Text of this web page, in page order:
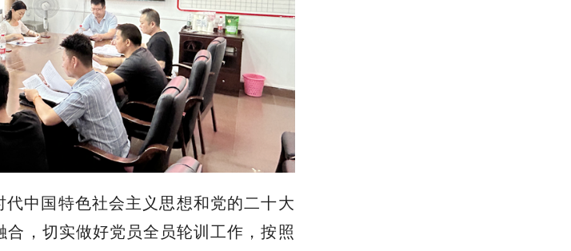
中国特色社会主义思想和党的二十大
，切实做好党员全员轮训工作，按照